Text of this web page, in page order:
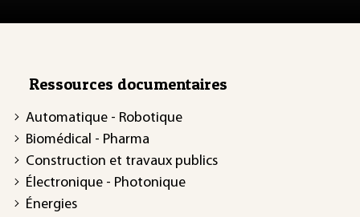
Ressources documentaires
Automatique - Robotique
Biomédical - Pharma
Construction et travaux publics
Électronique - Photonique
Énergies